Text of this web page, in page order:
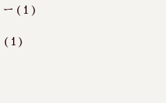
ー(1)
(1)